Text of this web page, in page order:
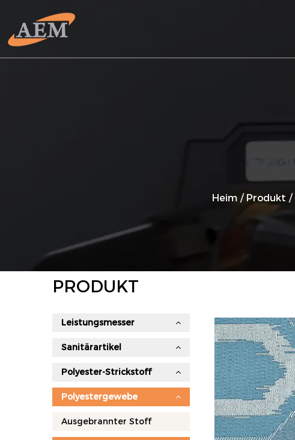
Heim / Produkt /
PRODUKT
Leistungsmesser
Sanitärartikel
Polyester-Strickstoff
Polyestergewebe
Ausgebrannter Stoff